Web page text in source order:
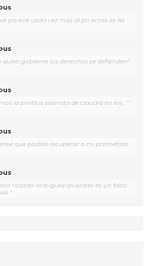
parece cada vez más al pri antes se lla
quien gobierne los derechos se defienden"
la política salinista de claudia no los..."
que podría recuperar a mi prometido
ricardo rodríguez alvarado es un falso
"